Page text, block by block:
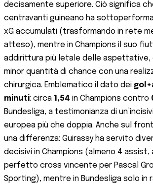
decisamente superiore​. Ciò significa
centravanti guineano ha
xG accumulati (trasformando in rete
atteso), mentre in Champions il suo
addirittura più letale delle aspettative,
minor quantità di chance con una
chirurgica. Emblematico il dato dei
minuti: circa 1,54 in Champions contro
Bundesliga, a testimonianza di
europea più che doppia. Anche sul
una differenza: Guirassy ha servito
decisivi in Champions (almeno 4 assist,
perfetto cross vincente per Pascal
Sporting​), mentre in Bundesliga solo in